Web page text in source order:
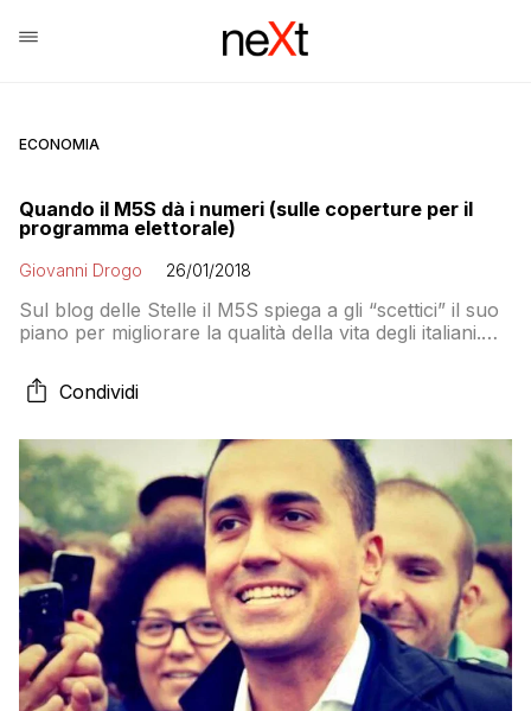
ECONOMIA
Quando il M5S dà i numeri (sulle coperture per il
programma elettorale)
Giovanni Drogo 26/01/2018
Sul blog delle Stelle il M5S spiega a gli “scettici” il suo
piano per migliorare la qualità della vita degli italiani.
mancano molti dettagli. Vediamo un esempio
Condividi